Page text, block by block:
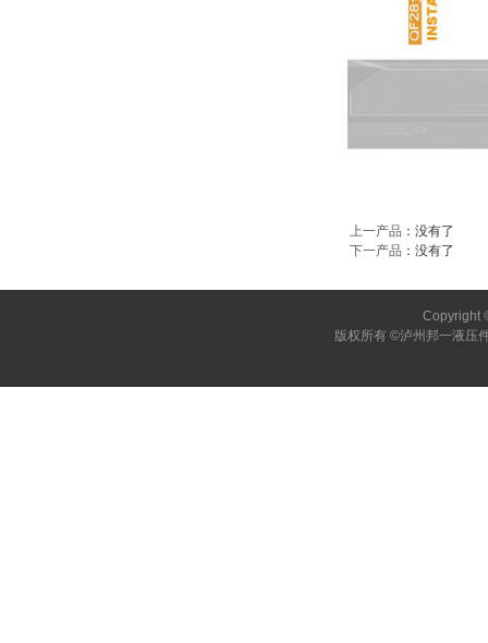
上一产品 ：没有了
下一产品 ：没有了
Copyright
版权所有 ©泸州邦一液压